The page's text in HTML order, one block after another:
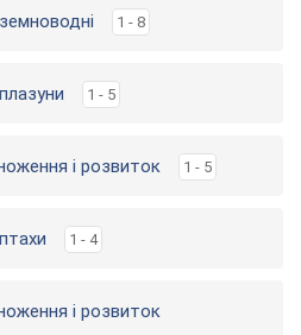
1 - 8
1 - 5
і розвиток 1 - 5
1 - 4
і розвиток